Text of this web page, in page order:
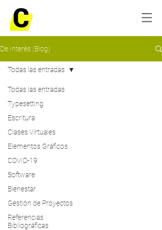
De Interés (Blog)
Todas las entradas
Typesetting
Escritura
Clases Virtuales
Elementos Gráficos
COVID-19
Software
Bienestar
Gestión de Proyectos
Referencias
Bibliográficas
Todas las entradas